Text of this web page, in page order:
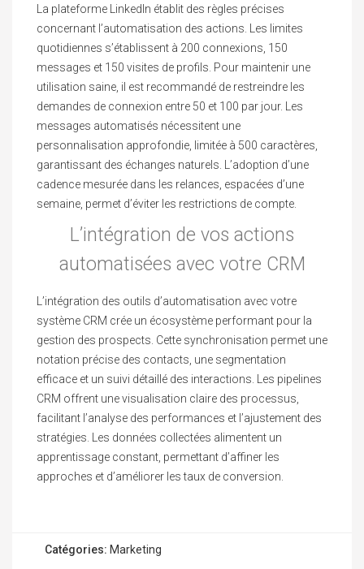
La plateforme LinkedIn établit des règles précises
concernant l’automatisation des actions. Les limites
quotidiennes s’établissent à 200 connexions, 150
messages et 150 visites de profils. Pour maintenir une
utilisation saine, il est recommandé de restreindre les
demandes de connexion entre 50 et 100 par jour. Les
messages automatisés nécessitent une
personnalisation approfondie, limitée à 500 caractères,
garantissant des échanges naturels. L’adoption d’une
cadence mesurée dans les relances, espacées d’une
semaine, permet d’éviter les restrictions de compte.
L’intégration de vos actions
automatisées avec votre CRM
L’intégration des outils d’automatisation avec votre
système CRM crée un écosystème performant pour la
gestion des prospects. Cette synchronisation permet une
notation précise des contacts, une segmentation
efficace et un suivi détaillé des interactions. Les pipelines
CRM offrent une visualisation claire des processus,
facilitant l’analyse des performances et l’ajustement des
stratégies. Les données collectées alimentent un
apprentissage constant, permettant d’affiner les
approches et d’améliorer les taux de conversion.
Catégories: Marketing